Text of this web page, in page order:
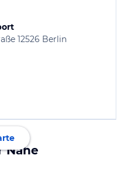
12526 Berlin
Nähe